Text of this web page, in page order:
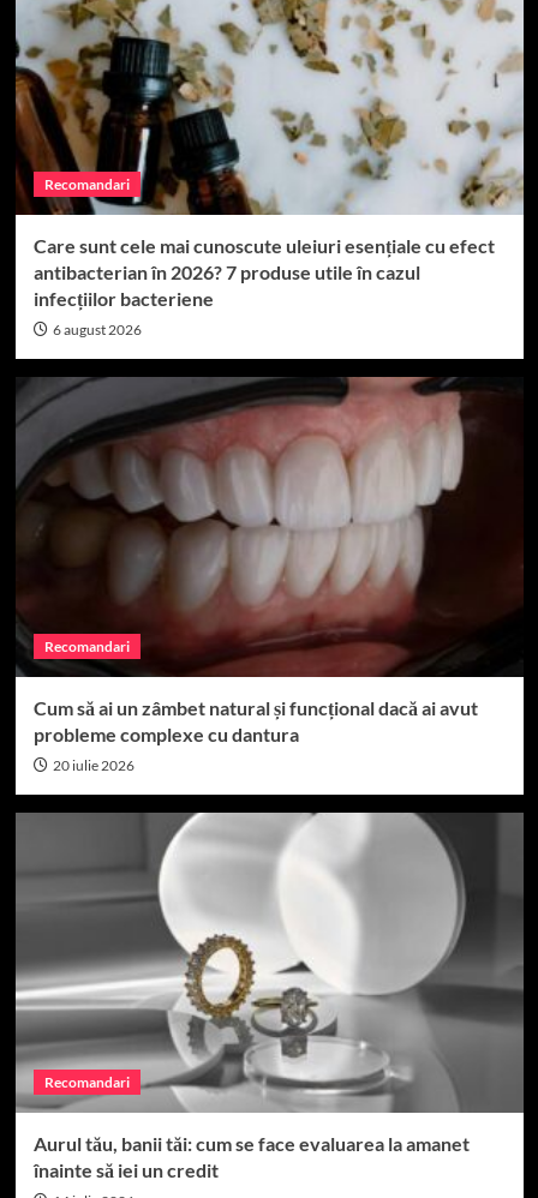
Recomandari
Care sunt cele mai cunoscute uleiuri esențiale cu efect
antibacterian în 2026? 7 produse utile în cazul
infecțiilor bacteriene
6 august 2026
Recomandari
Cum să ai un zâmbet natural și funcțional dacă ai avut
probleme complexe cu dantura
20 iulie 2026
Recomandari
Aurul tău, banii tăi: cum se face evaluarea la amanet
înainte să iei un credit